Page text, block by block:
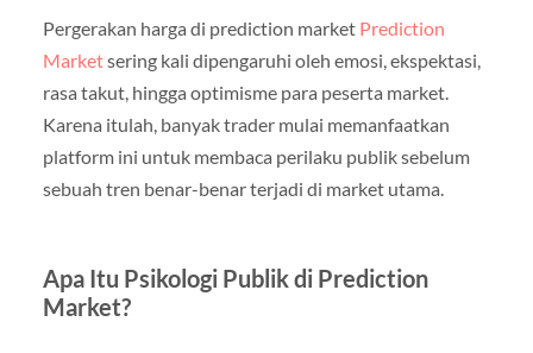
Pergerakan harga di prediction market Prediction
Marketsering kali dipengaruhi oleh emosi, ekspektasi,
rasa takut, hingga optimisme para peserta market.
Karena itulah, banyak trader mulai memanfaatkan
platform ini untuk membaca perilaku publik sebelum
sebuah tren benar-benar terjadi di market utama.
Apa Itu Psikologi Publik di Prediction
Market?